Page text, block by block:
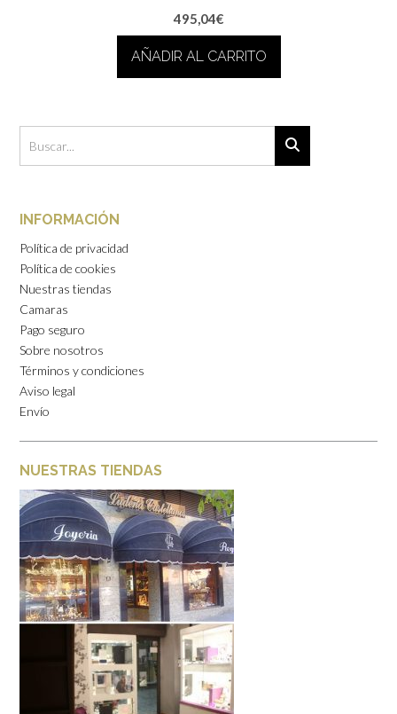
495,04€
AÑADIR AL CARRITO
INFORMACIÓN
Política de privacidad
Política de cookies
Nuestras tiendas
Camaras
Pago seguro
Sobre nosotros
Términos y condiciones
Aviso legal
Envío
NUESTRAS TIENDAS